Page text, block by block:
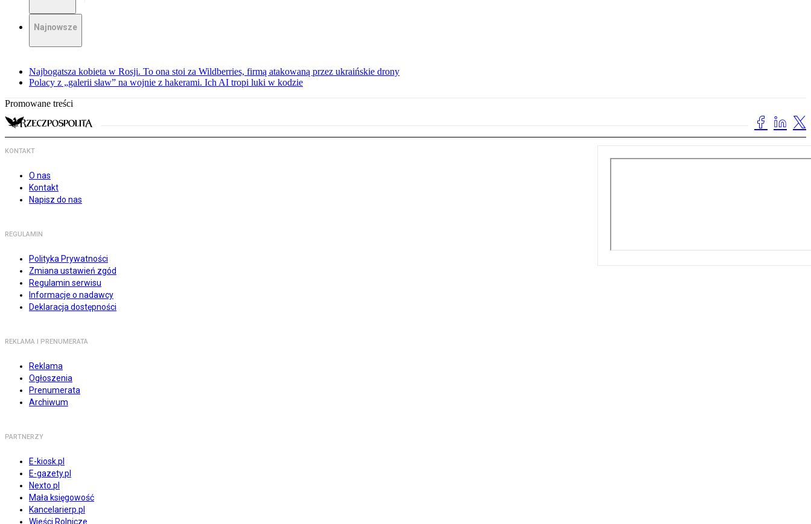
Najnowsze
Najbogatsza kobieta w Rosji. To ona stoi za Wildberries, firmą atakowaną przez ukraińskie drony
Polacy z „galerii sław” na wojnie z hakerami. Ich AI tropi luki w kodzie
Promowane treści
KONTAKT
O nas
Kontakt
Napisz do nas
REGULAMIN
Polityka Prywatności
Zmiana ustawień zgód
Regulamin serwisu
Informacje o nadawcy
Deklaracja dostępności
REKLAMA I PRENUMERATA
Reklama
Ogłoszenia
Prenumerata
Archiwum
PARTNERZY
E-kiosk.pl
E-gazety.pl
Nexto.pl
Mała księgowość
Kancelarierp.pl
Wieści Rolnicze